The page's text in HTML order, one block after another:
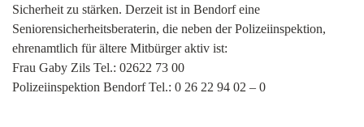
Sicherheit zu stärken. Derzeit ist in Bendorf eine
Seniorensicherheitsberaterin, die neben der Polizeiinspektion,
ehrenamtlich für ältere Mitbürger aktiv ist:
Frau Gaby Zils Tel.: 02622 73 00
Polizeiinspektion Bendorf Tel.: 0 26 22 94 02 – 0